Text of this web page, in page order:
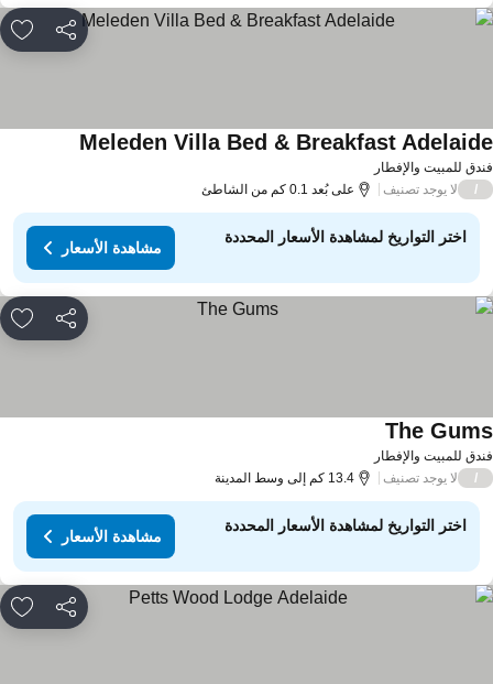
مشاركة
للمبيت والإفطار
Meleden Villa Bed & Breakfast
لا يوجد تصنيف على بُعد 0.1 كم من الشاطئ
اختر التواريخ لمشاهدة الأسعار المحددة
مشاهدة الأسعار
مشاركة
للمبيت والإفطار
The
لا يوجد تصنيف 13.4 كم إلى وسط المدينة
اختر التواريخ لمشاهدة الأسعار المحددة
مشاهدة الأسعار
مشاركة